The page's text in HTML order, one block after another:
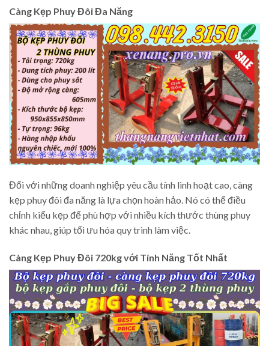
Càng Kẹp Phuy Đôi Đa Năng
Đối với những doanh nghiệp yêu cầu tính linh hoạt cao, càng
kẹp phuy đôi đa năng là lựa chọn hoàn hảo. Nó có thể điều
chỉnh kiểu kẹp để phù hợp với nhiều kích thước thùng phuy
khác nhau, giúp tối ưu hóa quy trình làm việc.
Càng Kẹp Phuy Đôi 720kg với Tính Năng Tốt Nhất